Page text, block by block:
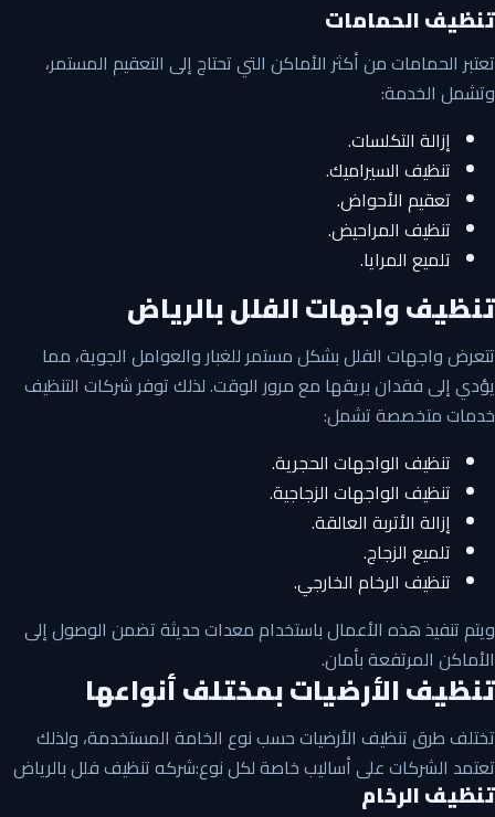
تنظيف الحمامات
تعتبر الحمامات من أكثر الأماكن التي تحتاج إلى التعقيم المستمر،
وتشمل الخدمة:
إزالة التكلسات.
تنظيف السيراميك.
تعقيم الأحواض.
تنظيف المراحيض.
تلميع المرايا.
تنظيف واجهات الفلل بالرياض
تتعرض واجهات الفلل بشكل مستمر للغبار والعوامل الجوية، مما
يؤدي إلى فقدان بريقها مع مرور الوقت. لذلك توفر شركات التنظيف
خدمات متخصصة تشمل:
تنظيف الواجهات الحجرية.
تنظيف الواجهات الزجاجية.
إزالة الأتربة العالقة.
تلميع الزجاج.
تنظيف الرخام الخارجي.
ويتم تنفيذ هذه الأعمال باستخدام معدات حديثة تضمن الوصول إلى
الأماكن المرتفعة بأمان.
تنظيف الأرضيات بمختلف أنواعها
تختلف طرق تنظيف الأرضيات حسب نوع الخامة المستخدمة، ولذلك
تعتمد الشركات على أساليب خاصة لكل نوع:شركه تنظيف فلل بالرياض
تنظيف الرخام